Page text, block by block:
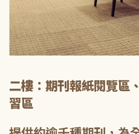
二樓：期刊報紙閱覽區
習區